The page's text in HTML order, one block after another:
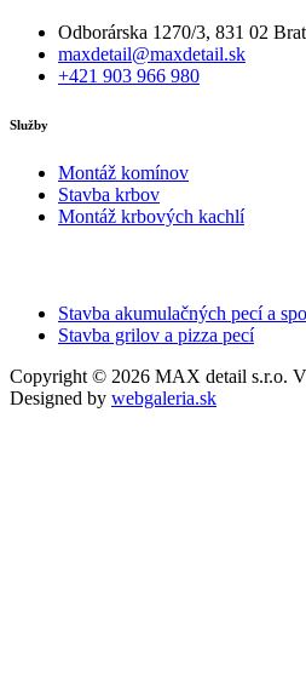
Odborárska 1270/3, 831 02
maxdetail@maxdetail.sk
+421 903 966 980
Služby
Montáž komínov
Stavba krbov
Montáž krbových kachlí
Stavba akumulačných pecí a
Stavba grilov a pizza pecí
Copyright © 2026 MAX detail s.r.o.
Designed by webgaleria.sk